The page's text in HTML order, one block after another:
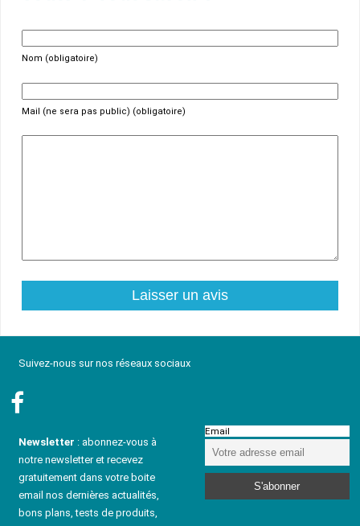
Nom (obligatoire)
Mail (ne sera pas public) (obligatoire)
Suivez-nous sur nos réseaux sociaux
Newsletter : abonnez-vous à
notre newsletter et recevez
gratuitement dans votre boite
email nos dernières actualités,
bons plans, tests de produits,
Email